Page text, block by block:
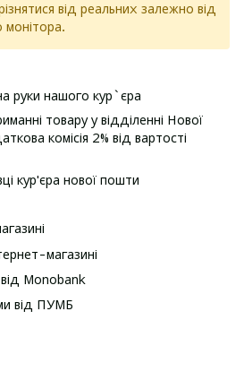
від реальних залежно від
монітора.
руки нашого кур`єра
товару у відділенні Нової
комісія 2% від вартості
кур'єра нової пошти
магазині
Monobank
від ПУМБ